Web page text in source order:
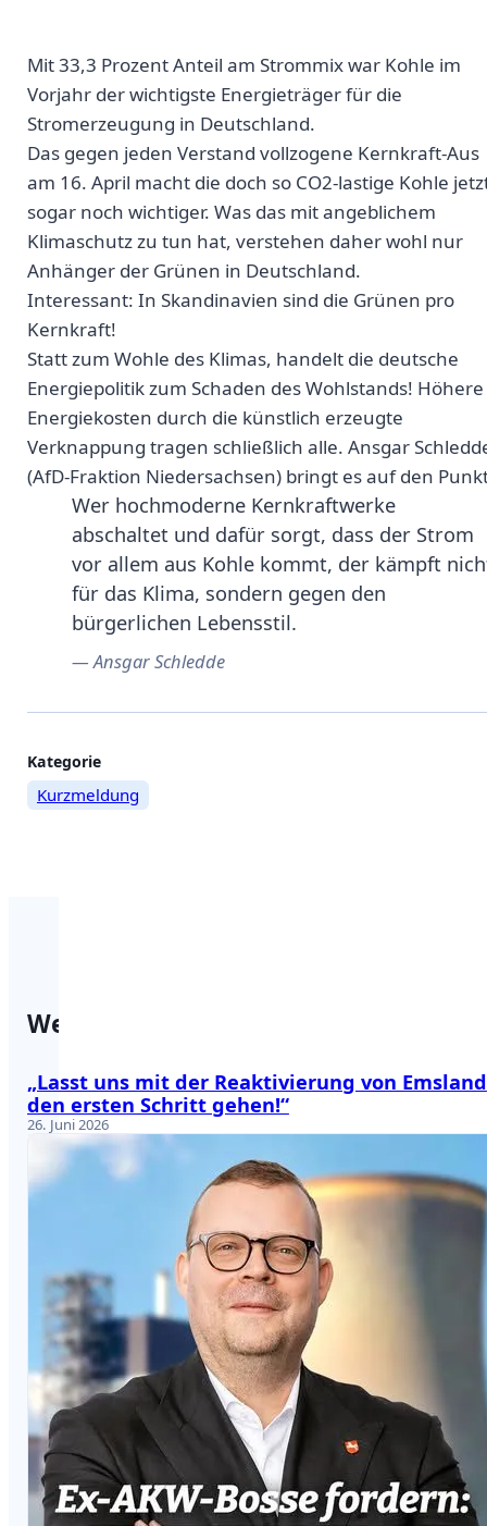
Mit 33,3 Prozent Anteil am Strommix war Kohle im
Vorjahr der wichtigste Energieträger für die
Stromerzeugung in Deutschland.
Das gegen jeden Verstand vollzogene Kernkraft-Aus
am 16. April macht die doch so CO2-lastige Kohle
sogar noch wichtiger. Was das mit angeblichem
Klimaschutz zu tun hat, verstehen daher wohl nur
Anhänger der Grünen in Deutschland.
Interessant: In Skandinavien sind die Grünen pro
Kernkraft!
Statt zum Wohle des Klimas, handelt die deutsche
Energiepolitik zum Schaden des Wohlstands! Höhere
Energiekosten durch die künstlich erzeugte
Verknappung tragen schließlich alle. Ansgar
(AfD-Fraktion Niedersachsen) bringt es auf den
Wer hochmoderne Kernkraftwerke
abschaltet und dafür sorgt, dass der Strom
vor allem aus Kohle kommt, der kämpft
für das Klima, sondern gegen den
bürgerlichen Lebensstil.
Ansgar Schledde
Weitere
Informationen
Kategorie
Kurzmeldung
Weitere Beiträge
„Lasst uns mit der Reaktivierung von Emsland
den ersten Schritt gehen!“
26. Juni 2026